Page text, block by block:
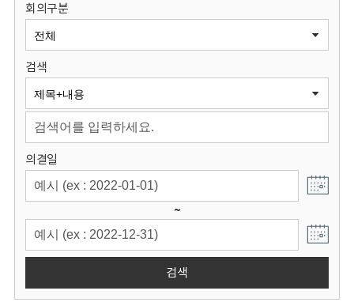
원
회
회의구분
검색
의결일
~
검색